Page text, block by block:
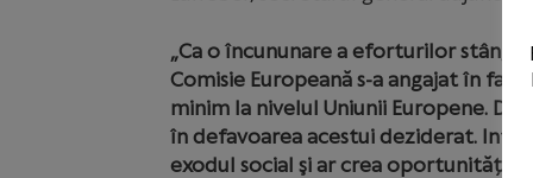
„Ca o încununare a eforturilor
Comisie Europeană s-a angajat în
minim la nivelul Uniunii Europene.
în defavoarea acestui deziderat.
exodul social şi ar crea oportunități